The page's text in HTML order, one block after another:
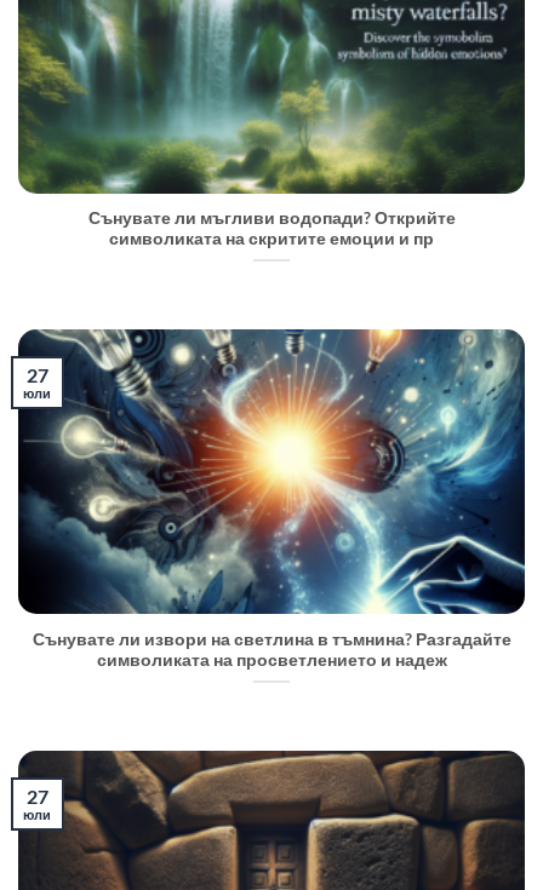
Сънувате ли мъгливи водопади? Открийте
символиката на скритите емоции и пр
Сънувате ли извори на светлина в тъмнина? Разгадайте
символиката на просветлението и надеж
27
юли
27
юли